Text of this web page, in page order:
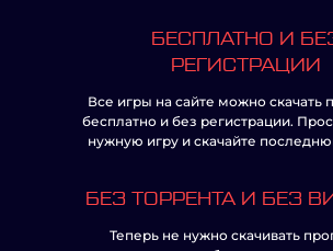
БЕСПЛАТНО И
РЕГИСТРАЦИИ
Все игры на сайте можно скачать
бесплатно и без регистрации.
нужную игру и скачайте
БЕЗ ТОРРЕНТА И БЕЗ
Теперь не нужно скачивать